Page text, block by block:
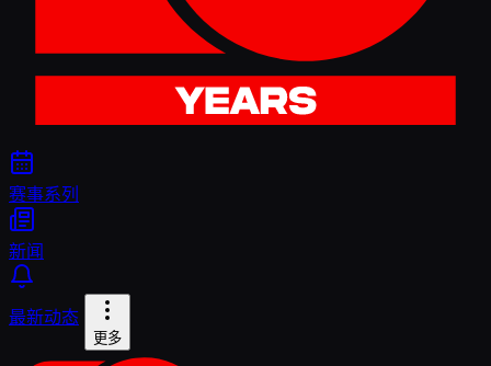
赛事系列
新闻
最新动态
更多